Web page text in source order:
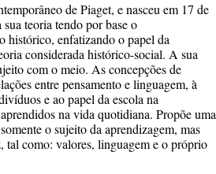
de Piaget, e nasceu em 17 de
teoria tendo por base o
histórico, enfatizando o papel da
considerada histórico-social. A sua
com o meio. As concepções de
entre pensamento e linguagem, à
e ao papel da escola na
na vida quotidiana. Propõe uma
o sujeito da aprendizagem, mas
tal como: valores, linguagem e o próprio